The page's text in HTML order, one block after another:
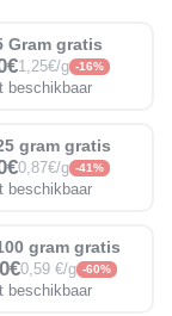
Gram gratis
1,25€/g -16%
beschikbaar
gram gratis
0,87€/g -41%
beschikbaar
gram gratis
0,59 €/g -60%
beschikbaar